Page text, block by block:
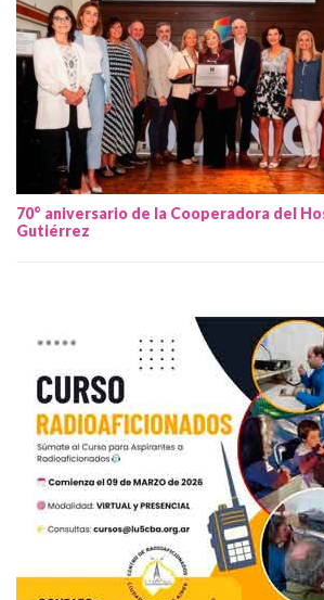
70° aniversario de la Cooperadora del
Gutiérrez